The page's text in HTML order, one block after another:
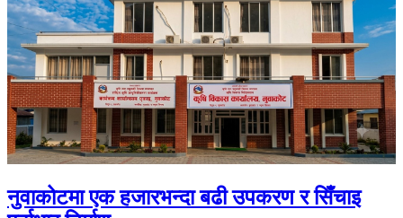
नुवाकोटमा एक हजारभन्दा बढी उपकरण र सिँचाइ